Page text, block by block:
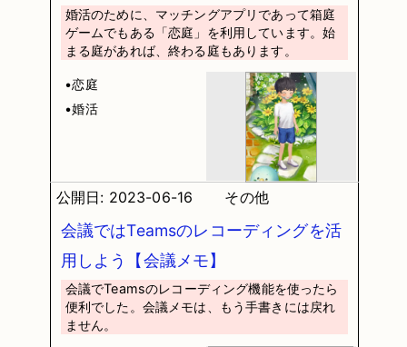
婚活のために、マッチングアプリであって箱庭
ゲームでもある「恋庭」を利用しています。始
まる庭があれば、終わる庭もあります。
•恋庭
•婚活
公開日: 2023-06-16 その他
会議ではTeamsのレコーディングを活
用しよう【会議メモ】
会議でTeamsのレコーディング機能を使ったら
便利でした。会議メモは、もう手書きには戻れ
ません。